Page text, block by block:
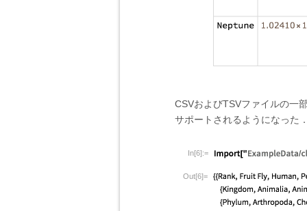
CSVおよびTSVファイルの一
サポートされるようになった
In[6]:=
Out[6]=